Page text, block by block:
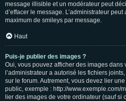
message illisible et un modérateur peut
d’effacer le message. L’administrateur
maximum de smileys par message.
Haut
Puis-je publier des images ?
Oui, vous pouvez afficher des images dans
l’administrateur a autorisé les fichiers
sur le forum. Autrement, vous devez lier
public, exemple : http://www.exemple.com/
lier des images de votre ordinateur (sauf si